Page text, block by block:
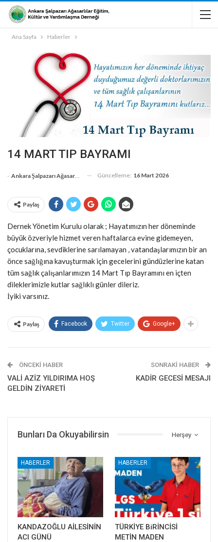
Ana Sayfa Haberler
14 MART TIP BAYRAMI
- Ankara Şalpazarı Ağasarlılar Eğitim Kültür Ve Dayanışma Derneği Güncelleme: 16 Mart 2026
Paylaş
Dernek Yönetim Kurulu olarak ; Hayatımızın her döneminde
büyük özveriyle hizmet veren haftalarca evine gidemeyen,
çocuklarına, sevdiklerine sarılamayan , vatandaşlarımızın bir an
önce sağlığına kavuşturmak için gecelerini gündüzlerine katan
tüm sağlık çalışanlarımızın 14 Mart Tıp Bayramını en içten
dileklerimizle kutlar sağlıklı günler dileriz.
İyiki varsınız.
Paylaş Facebook Twitter Google+
ÖNCEKI HABER
VALİ AZİZ YILDIRIMA HOŞ
GELDİN ZİYARETİ
SONRAKI HABER
KADİR GECESİ MESAJI
Herşey
Bunları Da Okuyabilirsin
HABERLER
KANDAZOĞLU AİLESİNİN
ACI GÜNÜ
HABERLER
TÜRKİYE BiRİNCİSİ
METİN MADEN